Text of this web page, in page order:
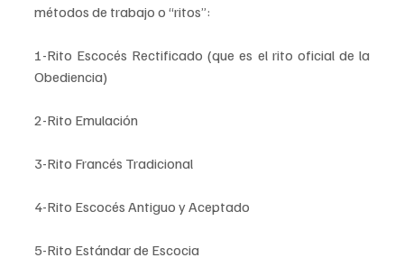
métodos de trabajo o “ritos”:
1-Rito Escocés Rectificado (que es el rito oficial de la
Obediencia)
2-Rito Emulación
3-Rito Francés Tradicional
4-Rito Escocés Antiguo y Aceptado
5-Rito Estándar de Escocia